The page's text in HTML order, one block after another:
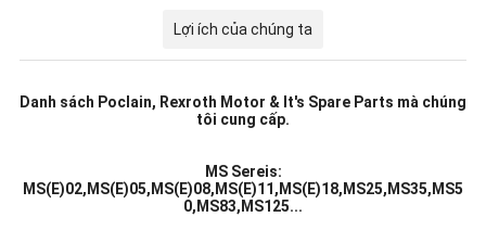
Lợi ích của chúng ta
Danh sách Poclain, Rexroth Motor & It's Spare Parts mà chúng
tôi cung cấp.
MS Sereis:
MS(E)02,MS(E)05,MS(E)08,MS(E)11,MS(E)18,MS25,MS35,MS5
0,MS83,MS125...